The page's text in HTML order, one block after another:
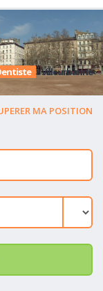
aVilleurbanne
MA POSITION